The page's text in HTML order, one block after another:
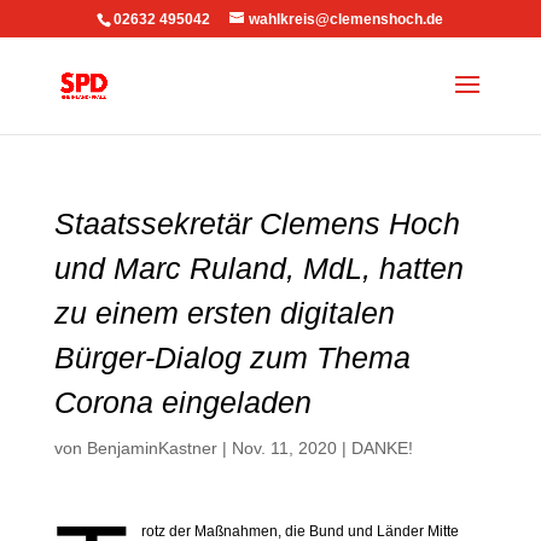
02632 495042 wahlkreis@clemenshoch.de
Staatssekretär Clemens Hoch
und Marc Ruland, MdL, hatten
zu einem ersten digitalen
Bürger-Dialog zum Thema
Corona eingeladen
von BenjaminKastner| Nov. 11, 2020| DANKE!
rotz der Maßnahmen, die Bund und Länder Mitte